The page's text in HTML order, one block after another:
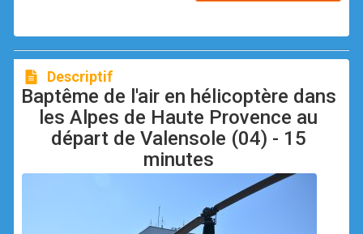
Descriptif
Baptême de l'air en hélicoptère dans
les Alpes de Haute Provence au
départ de Valensole (04) - 15
minutes